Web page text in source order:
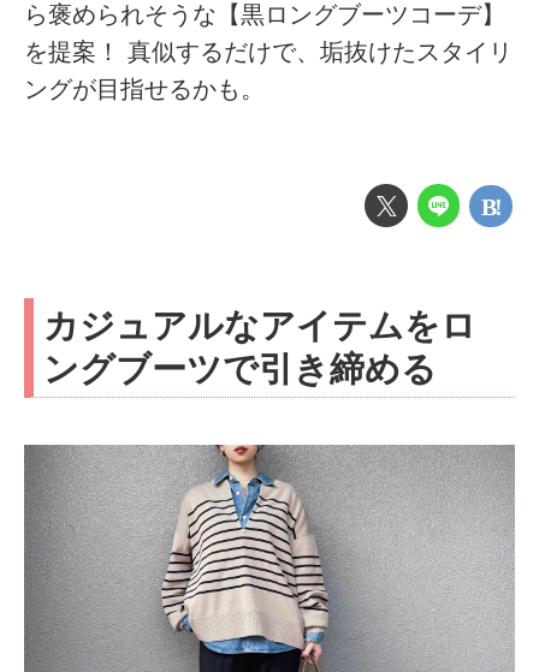
ら褒められそうな【黒ロングブーツコーデ】
を提案！ 真似するだけで、垢抜けたスタイリ
ングが目指せるかも。
カジュアルなアイテムをロ
ングブーツで引き締める